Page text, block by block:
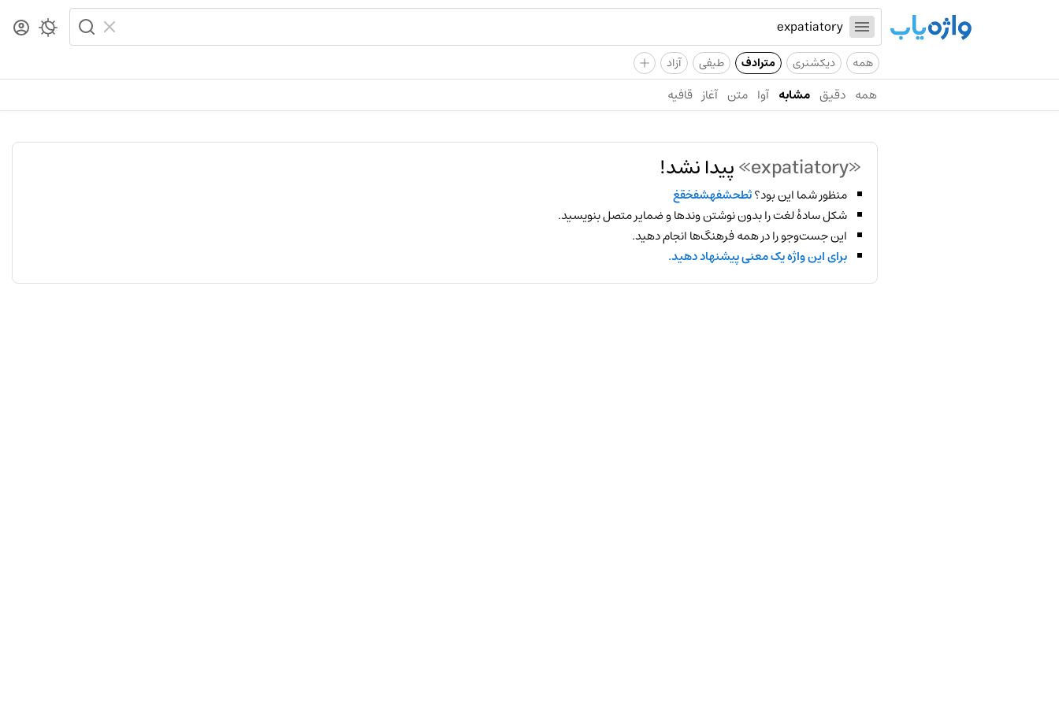
همه دیکشنری مترادف طیفی آزاد +
همه دقیق مشابه آوا متن آغاز قافیه
«expatiatory» پیدا نشد!
منظور شما این بود؟ثطحشفهشفخقغ
شکل سادهٔ لغت را بدون نوشتن وندها و ضمایر متصل بنویسید.
این جست‌وجو را در همه فرهنگ‌ها انجام دهید.
برای این واژه یک معنی پیشنهاد دهید.